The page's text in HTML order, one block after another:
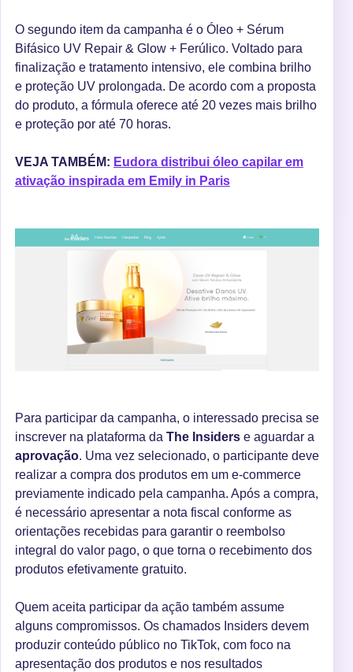
O segundo item da campanha é o Óleo + Sérum
Bifásico UV Repair & Glow + Ferúlico. Voltado para
finalização e tratamento intensivo, ele combina brilho
e proteção UV prolongada. De acordo com a proposta
do produto, a fórmula oferece até 20 vezes mais brilho
e proteção por até 70 horas.
VEJA TAMBÉM: Eudora distribui óleo capilar em
ativação inspirada em Emily in Paris
Para participar da campanha, o interessado precisa se
inscrever na plataforma da The Insiders e aguardar a
aprovação. Uma vez selecionado, o participante deve
realizar a compra dos produtos em um e-commerce
previamente indicado pela campanha. Após a compra,
é necessário apresentar a nota fiscal conforme as
orientações recebidas para garantir o reembolso
integral do valor pago, o que torna o recebimento dos
produtos efetivamente gratuito.
Quem aceita participar da ação também assume
alguns compromissos. Os chamados Insiders devem
produzir conteúdo público no TikTok, com foco na
apresentação dos produtos e nos resultados